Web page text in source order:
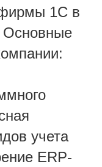
фирмы 1С в
Основные
учета
ERP-